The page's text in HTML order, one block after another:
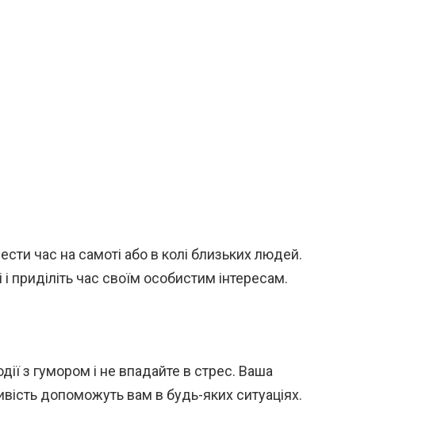
час на самоті або в колі близьких людей.
приділіть час своїм особистим інтересам.
з гумором і не впадайте в стрес. Ваша
допоможуть вам в будь-яких ситуаціях.